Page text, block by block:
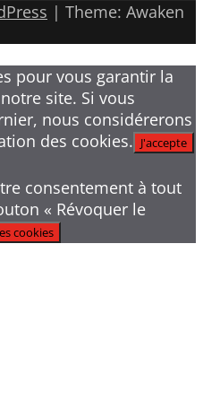
| Theme: Awaken
pour vous garantir la
site. Si vous
nous considérerons
des cookies. J'accepte
consentement à tout
« Révoquer le
cookies